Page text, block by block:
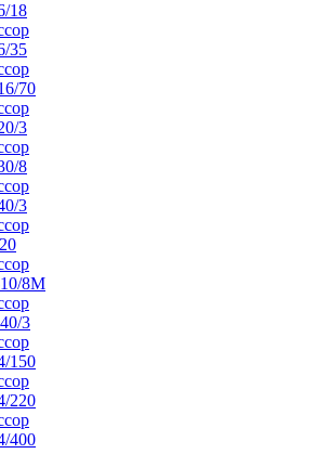
18
35
70
3
8
3
8М
3
150
220
400